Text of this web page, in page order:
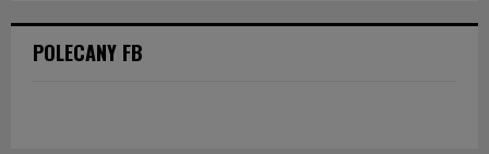
POLECANY FB